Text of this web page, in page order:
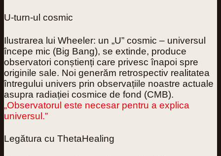
U-turn-ul cosmic
Ilustrarea lui Wheeler: un „U” cosmic – universul
începe mic (Big Bang), se extinde, produce
observatori conștienți care privesc înapoi spre
originile sale. Noi generăm retrospectiv realitatea
întregului univers prin observațiile noastre actuale
asupra radiației cosmice de fond (CMB).
„Observatorul este necesar pentru a explica
universul.”
Legătura cu ThetaHealing